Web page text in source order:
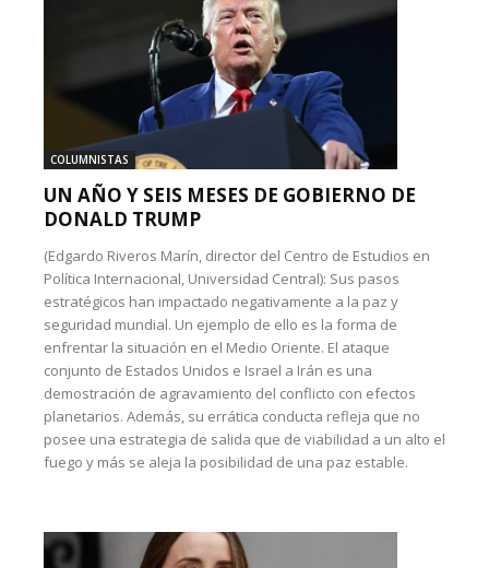
COLUMNISTAS
UN AÑO Y SEIS MESES DE GOBIERNO DE
DONALD TRUMP
(Edgardo Riveros Marín, director del Centro de Estudios en
Política Internacional, Universidad Central): Sus pasos
estratégicos han impactado negativamente a la paz y
seguridad mundial. Un ejemplo de ello es la forma de
enfrentar la situación en el Medio Oriente. El ataque
conjunto de Estados Unidos e Israel a Irán es una
demostración de agravamiento del conflicto con efectos
planetarios. Además, su errática conducta refleja que no
posee una estrategia de salida que de viabilidad a un alto el
fuego y más se aleja la posibilidad de una paz estable.